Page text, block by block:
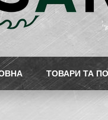
ТОВАРИ ТА